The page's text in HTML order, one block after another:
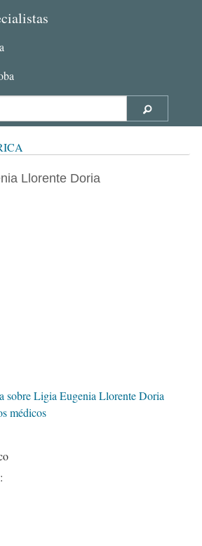
Llorente Doria
sobre Ligia Eugenia Llorente Doria
médicos